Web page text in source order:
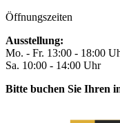
Öffnungszeiten
Ausstellung:
Mo. - Fr. 13:00 - 18:00
Sa. 10:00 - 14:00 Uhr
Bitte buchen Sie Ihren